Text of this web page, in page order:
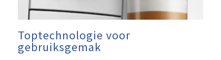
Toptechnologie voor
gebruiksgemak